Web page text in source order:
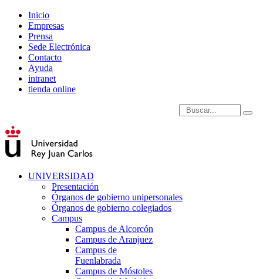
Inicio
Empresas
Prensa
Sede Electrónica
Contacto
Ayuda
intranet
tienda online
Introduce términos de
UNIVERSIDAD
Presentación
Órganos de gobierno unipersonales
Órganos de gobierno colegiados
Campus
Campus de Alcorcón
Campus de Aranjuez
Campus de
Fuenlabrada
Campus de Móstoles